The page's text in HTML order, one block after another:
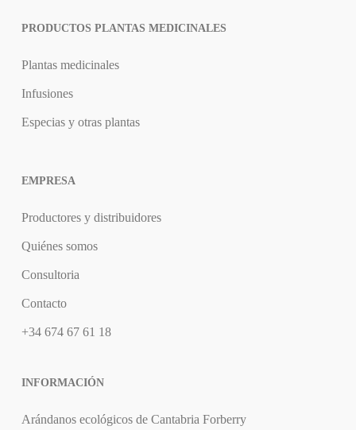
PRODUCTOS PLANTAS MEDICINALES
Plantas medicinales
Infusiones
Especias y otras plantas
EMPRESA
Productores y distribuidores
Quiénes somos
Consultoria
Contacto
+34 674 67 61 18
INFORMACIÓN
Arándanos ecológicos de Cantabria Forberry